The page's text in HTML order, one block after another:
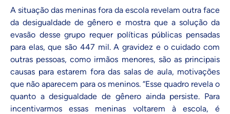
A situação das meninas fora da escola revelam outra face
da desigualdade de gênero e mostra que a solução da
evasão desse grupo requer políticas públicas pensadas
para elas, que são 447 mil. A gravidez e o cuidado com
outras pessoas, como irmãos menores, são as principais
causas para estarem fora das salas de aula, motivações
que não aparecem para os meninos. “Esse quadro revela o
quanto a desigualdade de gênero ainda persiste. Para
incentivarmos essas meninas voltarem à escola, é